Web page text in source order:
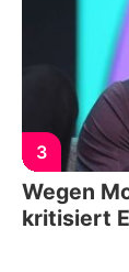
3
Wegen
kritisiert